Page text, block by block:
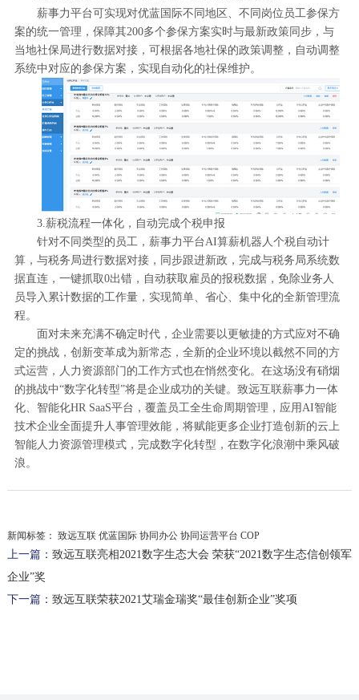
薪事力平台可实现对优蓝国际不同地区、不同岗位员工参保方
案的统一管理，保障其200多个参保方案实时与最新政策同步，与
当地社保局进行数据对接，可根据各地社保的政策调整，自动调整
系统中对应的参保方案，实现自动化的社保维护。
3.薪税流程一体化，自动完成个税申报
针对不同类型的员工，薪事力平台AI算薪机器人个税自动计
算，与税务局进行数据对接，同步跟进新政，完成与税务局系统数
据直连，一键抓取0出错，自动获取雇员的报税数据，免除业务人
员导入累计数据的工作量，实现简单、省心、集中化的全新管理流
程。
面对未来充满不确定时代，企业需要以更敏捷的方式应对不确
定的挑战，创新变革成为新常态，全新的企业环境以截然不同的方
式运营，人力资源部门的工作方式也在悄然变化。在这场没有硝烟
的挑战中“数字化转型”将是企业成功的关键。致远互联薪事力一体
化、智能化HR SaaS平台，覆盖员工全生命周期管理，应用AI智能
技术企业全面提升人事管理效能，将赋能更多企业打造创新的云上
智能人力资源管理模式，完成数字化转型，在数字化浪潮中乘风破
浪。
新闻标签： 致远互联 优蓝国际 协同办公 协同运营平台 COP
上一篇： 致远互联亮相2021数字生态大会 荣获“2021数字生态信创领军
企业”奖
下一篇： 致远互联荣获2021艾瑞金瑞奖“最佳创新企业”奖项